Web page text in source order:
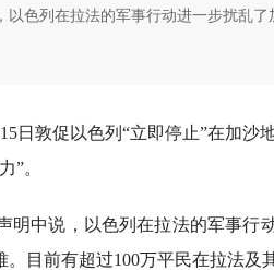
色列在拉法的军事行动进一步扰乱了
日敦促以色列“立即停止”在加沙
”。
明中说，以色列在拉法的军事行
目前有超过100万平民在拉法及